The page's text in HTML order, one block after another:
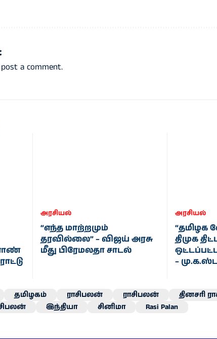
a comment.
அரசியல்
“எந்த மாற்றமும்
தரவில்லை” – விஜய் அரசு
மீது பிரேமலதா சாடல்
அரசியல்
திமுக
–
தமிழகம் ராசிபலன் ராசிபலன் தினசரி
இந்தியா சினிமா Rasi Palan